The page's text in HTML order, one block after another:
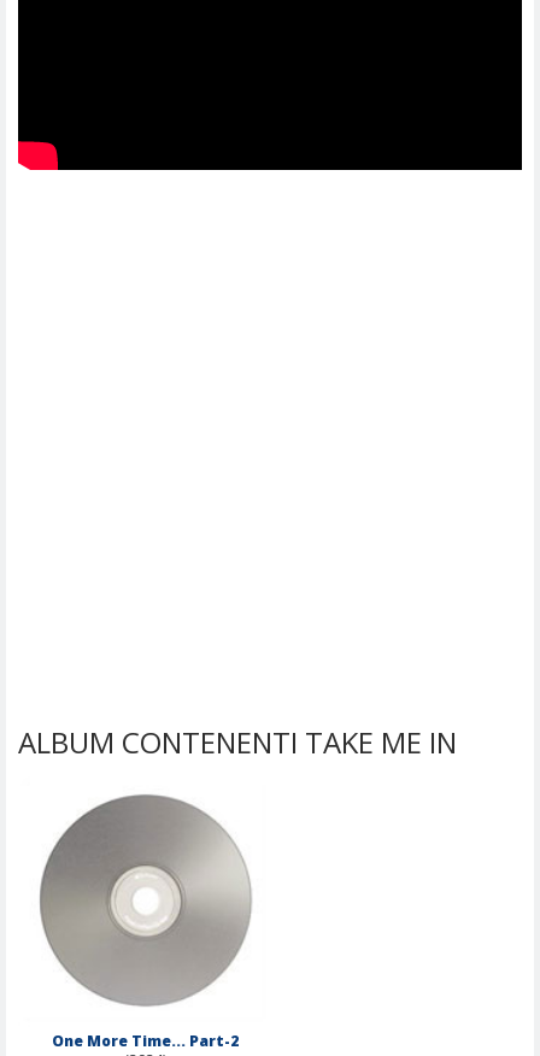
ALBUM CONTENENTI TAKE ME IN
One More Time... Part-2